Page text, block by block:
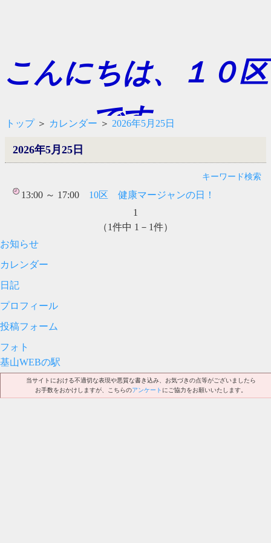
こんにちは、１０区
です。
トップ＞ カレンダー ＞ 2026年5月25日
2026年5月25日
キーワード検索
13:00 ～ 17:00 10区 健康マージャンの日！
1
（1件中 1－1件）
お知らせ
カレンダー
日記
プロフィール
投稿フォーム
フォト
基山WEBの駅
当サイトにおける不適切な表現や悪質な書き込み、お気づきの点等がございましたら
お手数をおかけしますが、こちらのアンケート にご協力をお願いいたします。